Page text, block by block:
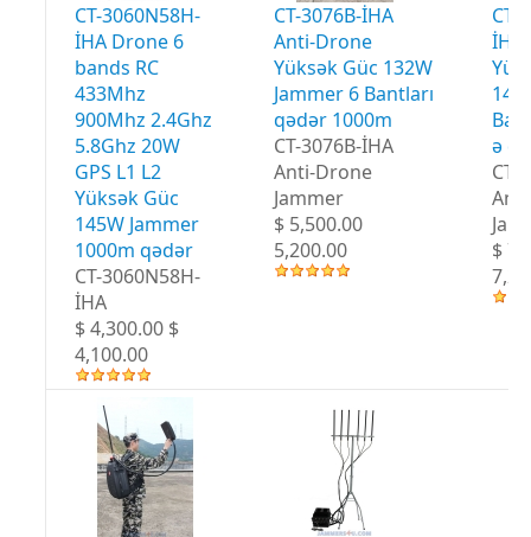
CT-3060N58H-
İHA Drone 6
bands RC
433Mhz
900Mhz 2.4Ghz
5.8Ghz 20W
GPS L1 L2
Yüksək Güc
145W Jammer
1000m qədər
CT-3060N58H-
İHA
$ 4,300.00 $
4,100.00
CT-3076B-İHA
Anti-Drone
Yüksək Güc 132W
Jammer 6 Bantları
qədər 1000m
CT-3076B-İHA
Anti-Drone
Jammer
$ 5,500.00
5,200.00
CT-
İHA
ə
CT-
$